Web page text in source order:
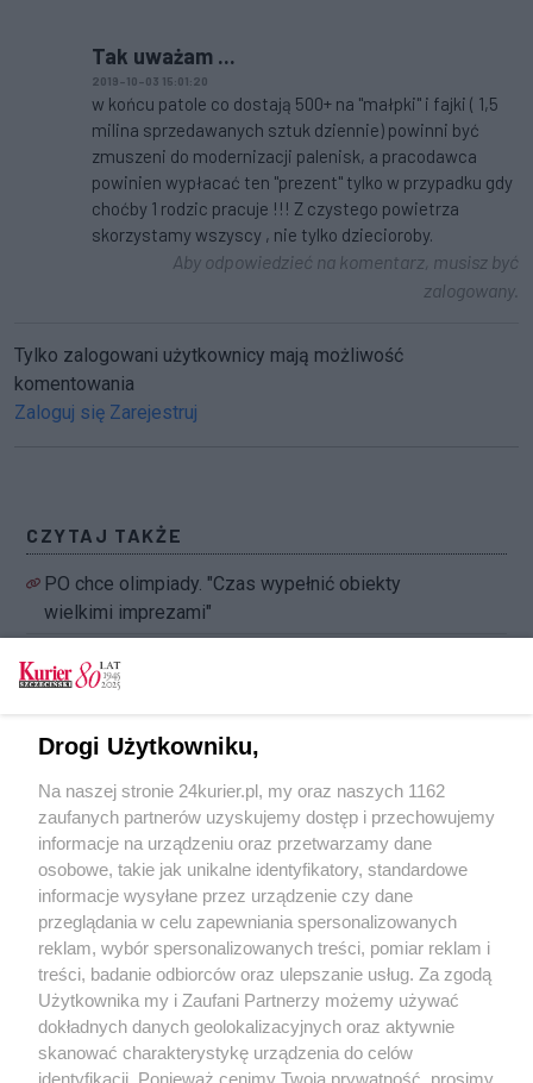
Tak uważam ...
2019-10-03 15:01:20
w końcu patole co dostają 500+ na "małpki" i fajki ( 1,5
milina sprzedawanych sztuk dziennie) powinni być
zmuszeni do modernizacji palenisk, a pracodawca
powinien wypłacać ten "prezent" tylko w przypadku gdy
choćby 1 rodzic pracuje !!! Z czystego powietrza
skorzystamy wszyscy , nie tylko dziecioroby.
Aby odpowiedzieć na komentarz, musisz być
zalogowany.
Tylko zalogowani użytkownicy mają możliwość
komentowania
Zaloguj się Zarejestruj
CZYTAJ TAKŻE
PO chce olimpiady. "Czas wypełnić obiekty
wielkimi imprezami"
prawicę
na Dni Morza
Koalicja Obywatelska o seniorach
„Silni razem" na Krakowskiej
POGODA
16℃
Zobacz prognozę na 3 dni
Drogi Użytkowniku,
Na naszej stronie 24kurier.pl, my oraz naszych 1162
zaufanych partnerów uzyskujemy dostęp i przechowujemy
informacje na urządzeniu oraz przetwarzamy dane
osobowe, takie jak unikalne identyfikatory, standardowe
informacje wysyłane przez urządzenie czy dane
przeglądania w celu zapewniania spersonalizowanych
reklam, wybór spersonalizowanych treści, pomiar reklam i
treści, badanie odbiorców oraz ulepszanie usług. Za zgodą
Użytkownika my i Zaufani Partnerzy możemy używać
dokładnych danych geolokalizacyjnych oraz aktywnie
skanować charakterystykę urządzenia do celów
identyfikacji. Ponieważ cenimy Twoją prywatność, prosimy